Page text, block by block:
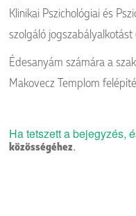
Klinikai Pszichológiai és
szolgáló jogszabályalkotást
Édesanyám számára a
Makovecz Templom
Ha tetszett a bejegyzés,
közösségéhez.